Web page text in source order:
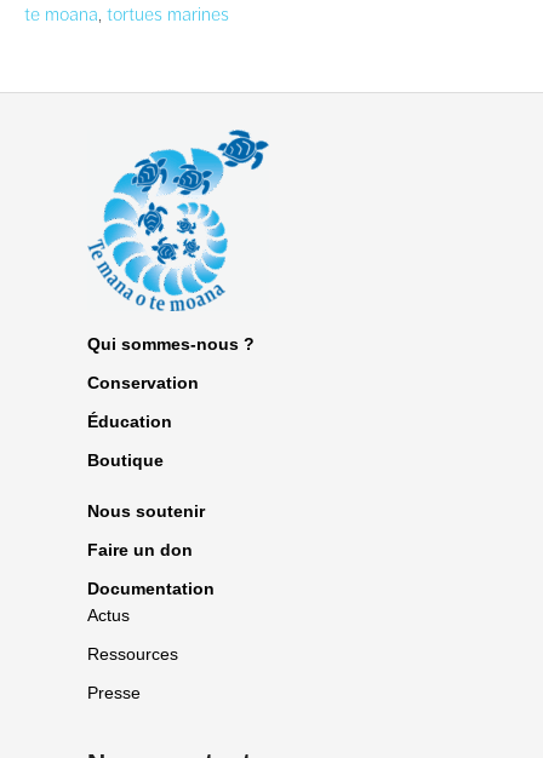
te moana, tortues marines
Qui sommes-nous ?
Conservation
Éducation
Boutique
Nous soutenir
Faire un don
Documentation
Actus
Ressources
Presse